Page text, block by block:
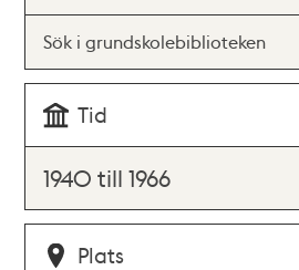
Sök i grundskolebiblioteken
Tid
1940 till 1966
Plats